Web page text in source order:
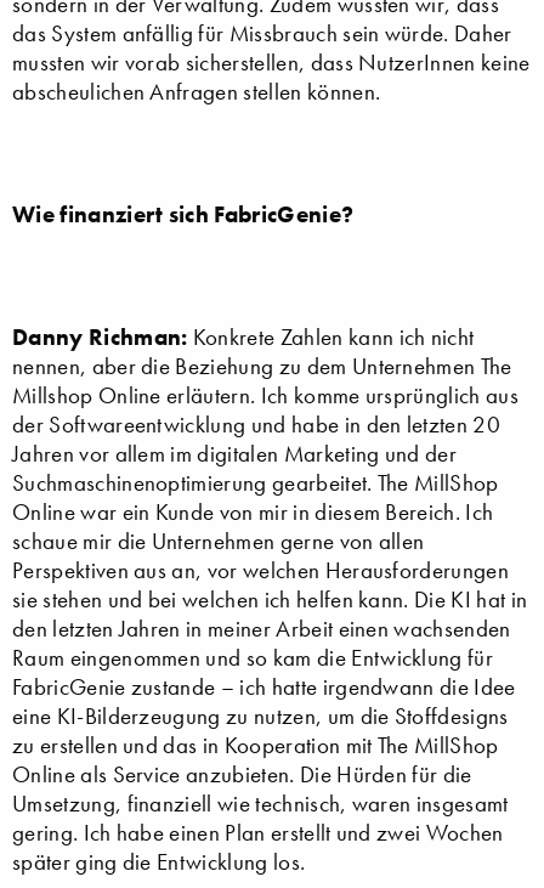
das System anfällig für Missbrauch sein würde. Daher
mussten wir vorab sicherstellen, dass NutzerInnen keine
abscheulichen Anfragen stellen können.
Wie finanziert sich FabricGenie?
Danny Richman: Konkrete Zahlen kann ich nicht
nennen, aber die Beziehung zu dem Unternehmen The
Millshop Online erläutern. Ich komme ursprünglich aus
der Softwareentwicklung und habe in den letzten 20
Jahren vor allem im digitalen Marketing und der
Suchmaschinenoptimierung gearbeitet. The MillShop
Online war ein Kunde von mir in diesem Bereich. Ich
schaue mir die Unternehmen gerne von allen
Perspektiven aus an, vor welchen Herausforderungen
sie stehen und bei welchen ich helfen kann. Die KI hat in
den letzten Jahren in meiner Arbeit einen wachsenden
Raum eingenommen und so kam die Entwicklung für
FabricGenie zustande – ich hatte irgendwann die Idee
eine KI-Bilderzeugung zu nutzen, um die Stoffdesigns
zu erstellen und das in Kooperation mit The MillShop
Online als Service anzubieten. Die Hürden für die
Umsetzung, finanziell wie technisch, waren insgesamt
gering. Ich habe einen Plan erstellt und zwei Wochen
später ging die Entwicklung los.